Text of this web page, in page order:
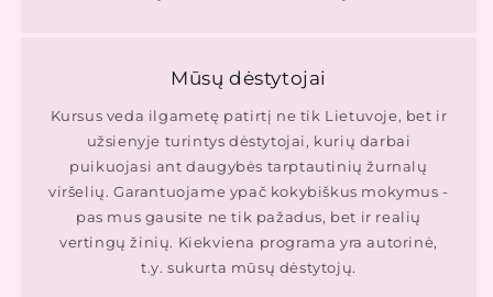
Mūsų dėstytojai
Kursus veda ilgametę patirtį ne tik Lietuvoje, bet ir
užsienyje turintys dėstytojai, kurių darbai
puikuojasi ant daugybės tarptautinių žurnalų
viršelių. Garantuojame ypač kokybiškus mokymus -
pas mus gausite ne tik pažadus, bet ir realių
vertingų žinių. Kiekviena programa yra autorinė,
t.y. sukurta mūsų dėstytojų.